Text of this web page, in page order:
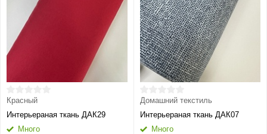
Красный
Интерьераная ткань ДАК29
Много
Домашний текстиль
Интерьераная ткань ДАК07
Много